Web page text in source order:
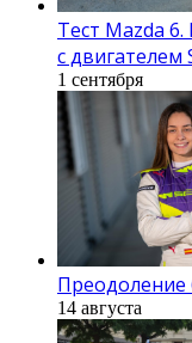
Тест Mazda
с двигателем
1 сентября
14 августа